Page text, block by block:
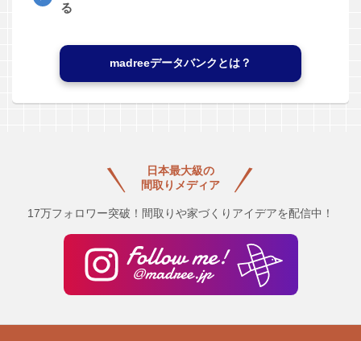
る
madreeデータバンクとは？
日本最大級の
間取りメディア
17万フォロワー突破！間取りや家づくりアイデアを配信中！